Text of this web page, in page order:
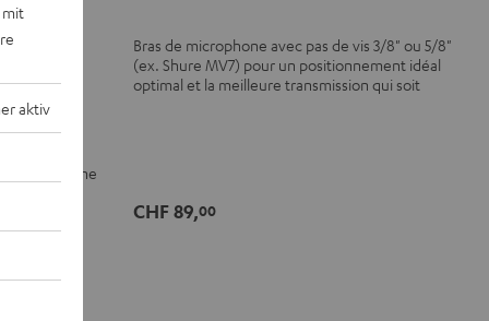
and the
Bras de microphone avec pas de vis 3/8" ou 5/8"
(ex. Shure MV7) pour un positionnement idéal
optimal et la meilleure transmission qui soit
CHF 89,00
mit
aktiv